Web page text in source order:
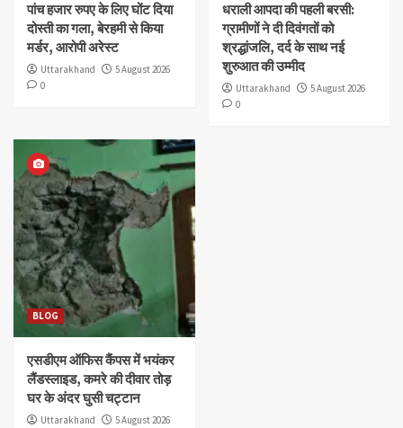
पांच हजार रुपए के लिए घोंट दिया
दोस्ती का गला, बेरहमी से किया
मर्डर, आरोपी अरेस्ट
Uttarakhand
5 August 2026
0
धराली आपदा की पहली बरसी:
ग्रामीणों ने दी दिवंगतों को
श्रद्धांजलि, दर्द के साथ नई
शुरुआत की उम्मीद
Uttarakhand
5 August 2026
0
BLOG
एसडीएम ऑफिस कैंपस में भयंकर
लैंडस्लाइड, कमरे की दीवार तोड़
घर के अंदर घुसी चट्टान
Uttarakhand
5 August 2026